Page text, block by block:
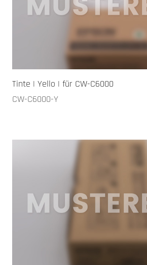
Tinte | Yello | für CW-C6000
CW-C6000-Y